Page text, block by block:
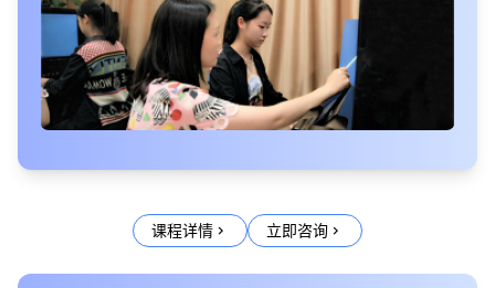
课程详情 chevron_right 立即咨询 chevron_right